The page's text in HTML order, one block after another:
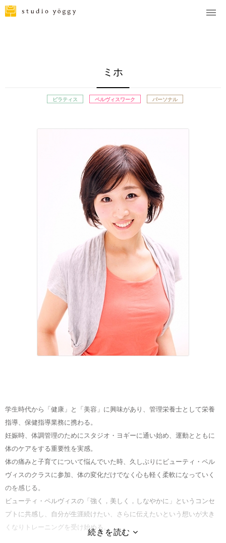
ミホ
ピラティス ペルヴィスワーク パーソナル
学生時代から「健康」と「美容」に興味があり、管理栄養士として栄養
指導、保健指導業務に携わる。
妊娠時、体調管理のためにスタジオ・ヨギーに通い始め、運動とともに
体のケアをする重要性を実感。
体の痛みと子育てについて悩んでいた時、久しぶりにビューティ・ペル
ヴィスのクラスに参加、体の変化だけでなく心も軽く柔軟になっていく
のを感じる。
ビューティ・ペルヴィスの「強く，美しく，しなやかに」というコンセ
プトに共感し、自分が生涯続けたい、さらに伝えたいという想いが大き
くなりトレーニングを受け始める。